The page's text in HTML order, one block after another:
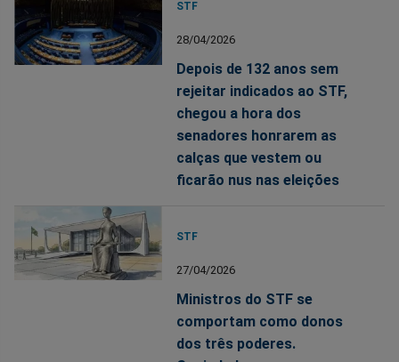
STF
28/04/2026
Depois de 132 anos sem
rejeitar indicados ao STF,
chegou a hora dos
senadores honrarem as
calças que vestem ou
ficarão nus nas eleições
STF
27/04/2026
Ministros do STF se
comportam como donos
dos três poderes.